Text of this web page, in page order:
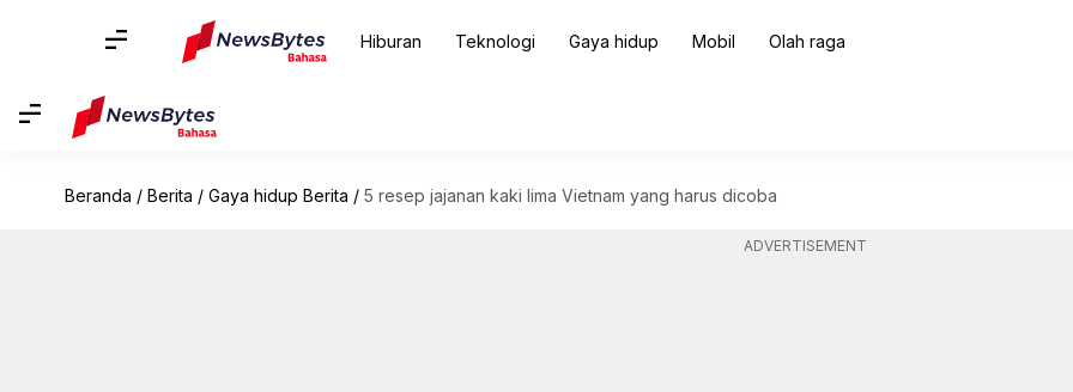
Hiburan Teknologi Gaya hidup Mobil Olah raga
Beranda / Berita / Gaya hidup Berita / 5 resep jajanan kaki lima Vietnam yang harus dicoba
ADVERTISEMENT